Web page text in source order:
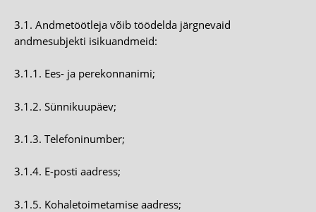
3.1. Andmetöötleja võib töödelda järgnevaid
andmesubjekti isikuandmeid:
3.1.1. Ees- ja perekonnanimi;
3.1.2. Sünnikuupäev;
3.1.3. Telefoninumber;
3.1.4. E-posti aadress;
3.1.5. Kohaletoimetamise aadress;